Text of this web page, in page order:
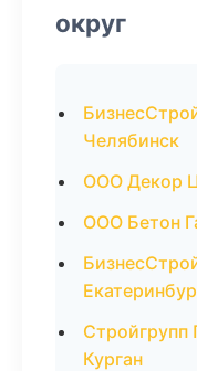
округ
Челябинск
ООО Декор
ООО Бетон
Курган